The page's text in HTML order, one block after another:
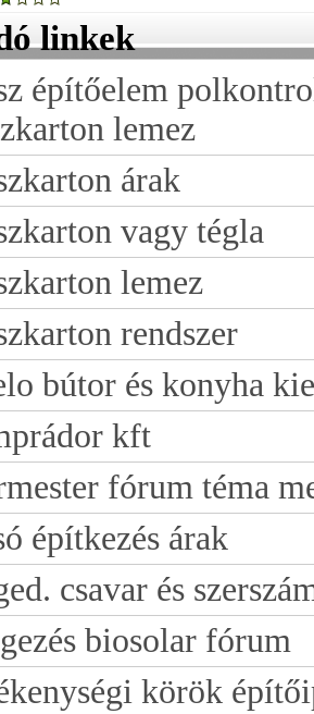
linkek
építőelem
lemez
árak
vagy tégla
lemez
rendszer
bútor és konyha
kft
fórum téma
építkezés árak
csavar és
biosolar fórum
körök